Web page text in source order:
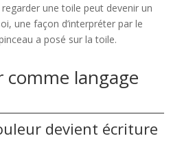
regarder une toile peut devenir un
une façon d’interpréter par le
a posé sur la toile.
comme langage
devient écriture